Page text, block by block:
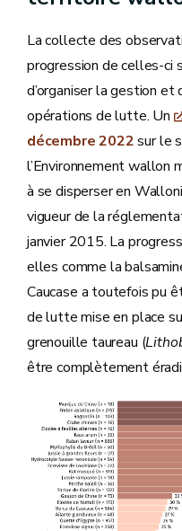
La collecte des
progression de celles-ci
d’organiser la gestion et
opérations de lutte. Un
décembre 2022sur le
l’Environnement wallon
à se disperser en
vigueur de la
janvier 2015. La
elles comme la
Caucase a toutefois pu
de lutte mise en place
grenouille taureau (
être complètement